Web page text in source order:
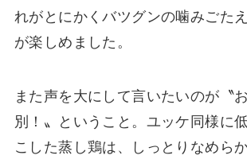
れがとにかくバツグンの噛みごた
が楽しめました。
また声を大にして言いたいのが〝
別！〟ということ。ユッケ同様に
こした蒸し鶏は、しっとりなめら